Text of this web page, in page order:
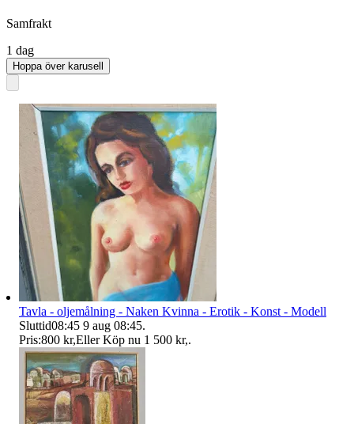
Samfrakt
1 dag
Hoppa över karusell
Tavla - oljemålning - Naken Kvinna - Erotik - Konst - Modell
Sluttid08:45 9 aug 08:45.
Pris:800 kr,Eller Köp nu 1 500 kr,.